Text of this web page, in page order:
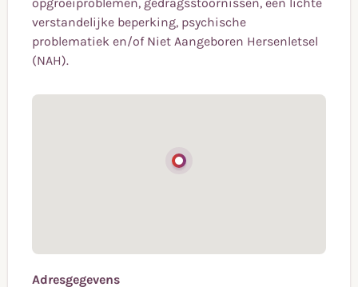
verstandelijke beperking, psychische
problematiek en/of Niet Aangeboren Hersenletsel
(NAH).
Adresgegevens